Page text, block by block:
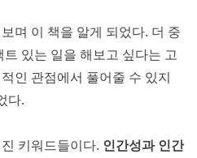
며 이 책을 알게 되었다. 더 중
있는 일을 해보고 싶다는 고
인 관점에서 풀어줄 수 있지
다.
키워드들이다. 인간성과 인간